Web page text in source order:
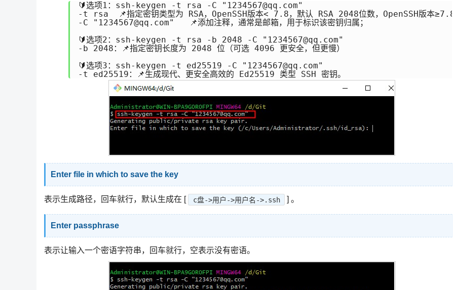
🔰选项1：ssh-keygen -t rsa -C "1234567@qq.com"
-t rsa  📌指定密钥类型为 RSA，OpenSSH版本< 7.8，默认 RSA 2048位数，OpenSSH版本
-C "1234567@qq.com"   📌添加注释，通常是邮箱，用于标识该密钥归属；
🔰选项2：ssh-keygen -t rsa -b 2048 -C "1234567@qq.com"
-b 2048：📌指定密钥长度为 2048 位（可选 4096 更安全，但更慢）
🔰选项3：ssh-keygen -t ed25519 -C "1234567@qq.com"
Enter file in which to save the key
表示生成路径，回车就行，默认生成在 [ c盘->用户->用户名->.ssh ] 。
Enter passphrase
表示让输入一个密语字符串，回车就行，空表示没有密语。